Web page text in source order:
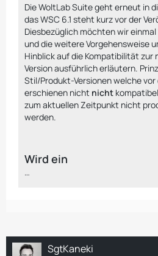
Wird ein
…
Die WoltLab Suite geht erneut in
das WSC 6.1 steht kurz vor der
Diesbezüglich möchten wir
und die weitere Vorgehensweise
Hinblick auf die Kompatibilität zur
Version ausführlich erläutern.
Stil/Produkt-Versionen welche vor
erschienen nicht nicht
zum aktuellen Zeitpunkt nicht
werden.
Wird ein
…
SgtKaneki